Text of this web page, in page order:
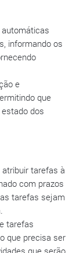
informando os
e
que
dos
tarefas à
com prazos
tarefas sejam
tarefas
que precisa ser
que serão